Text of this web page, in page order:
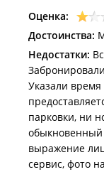
Оценка:
Достоинства:
Недостатки:
Указали время
парковки, ни
выражение
сервис, фото